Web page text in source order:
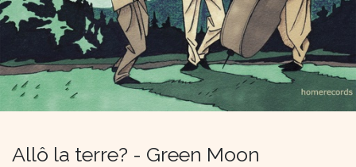
Allô la terre? - Green Moon